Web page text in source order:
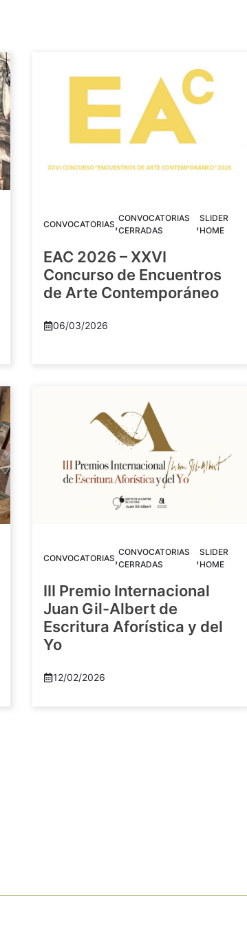
CONVOCATORIAS,CONVOCATORIAS
CERRADAS
,SLIDER
HOME
EAC 2026 – XXVI
Concurso de Encuentros
de Arte Contemporáneo
06/03/2026
CONVOCATORIAS,CONVOCATORIAS
CERRADAS
,SLIDER
HOME
III Premio Internacional
Juan Gil-Albert de
Escritura Aforística y del
Yo
12/02/2026